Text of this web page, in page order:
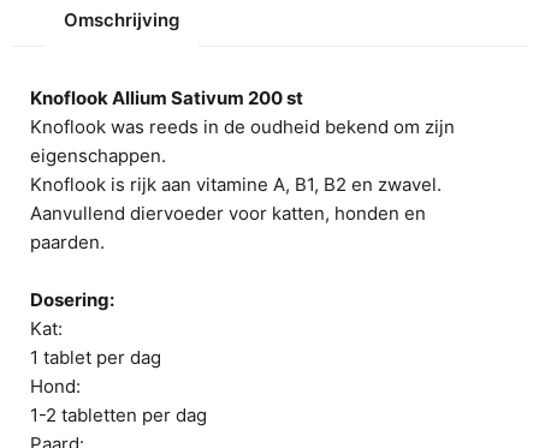
Omschrijving
Knoflook Allium Sativum 200 st
Knoflook was reeds in de oudheid bekend om zijn
eigenschappen.
Knoflook is rijk aan vitamine A, B1, B2 en zwavel.
Aanvullend diervoeder voor katten, honden en
paarden.
Dosering:
Kat:
1 tablet per dag
Hond:
1-2 tabletten per dag